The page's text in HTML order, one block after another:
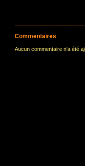
Commentaires
Aucun commentaire n'a été